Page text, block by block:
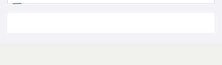
এবার লঞ্চের ভাড়া বাড়ল